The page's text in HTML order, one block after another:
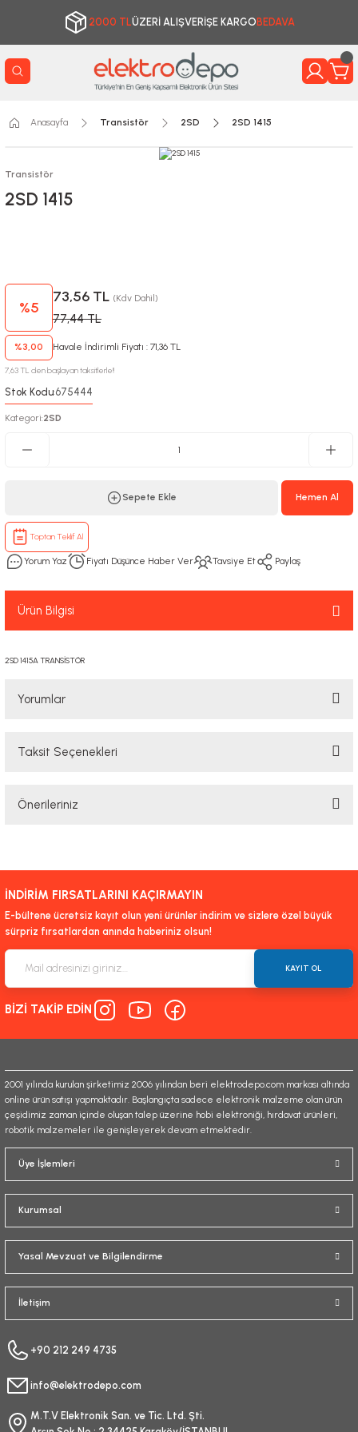
2000 TLÜZERİ ALIŞVERİŞE KARGO BEDAVA
Anasayfa Transistör 2SD 2SD 1415
Transistör
2SD 1415
%5
73,56 TL (Kdv Dahil)
77,44 TL
%3,00 Havale İndirimli Fiyatı : 71,36 TL
7,63 TL den başlayan taksitlerle!!
Stok Kodu:675444
Kategori:2SD
Sepete Ekle Hemen Al
Toptan Teklif Al
Yorum Yaz Fiyatı Düşünce Haber Ver Tavsiye Et Paylaş
Ürün Bilgisi
2SD 1415A TRANSİSTÖR
Yorumlar
Taksit Seçenekleri
Önerileriniz
yetersiz gördüğünüz noktaları öneri formunu kullanarak tarafımıza
iletebilirsiniz.
Görüş ve önerileriniz için teşekkür ederiz.
Ürün açıklamasında eksik bilgiler bulunuyor.
Ürün bilgilerinde hatalar bulunuyor.
Ürün fiyatı diğer sitelerden daha pahalı.
Gönder
İNDİRİM FIRSATLARINI KAÇIRMAYIN
E-bültene ücretsiz kayıt olun yeni ürünler indirim ve sizlere özel büyük
sürpriz fırsatlardan anında haberiniz olsun!
KAYIT OL
BİZİ TAKİP EDİN
2001 yılında kurulan şirketimiz 2006 yılından beri elektrodepo.com markası altında
online ürün satışı yapmaktadır. Başlangıçta sadece elektronik malzeme olan ürün
çeşidimiz zaman içinde oluşan talep üzerine hobi elektroniği, hırdavat ürünleri,
robotik malzemeler ile genişleyerek devam etmektedir.
Üye İşlemleri
Kurumsal
Yasal Mevzuat ve Bilgilendirme
İletişim
+90 212 249 4735
info@elektrodepo.com
M.T.V Elektronik San. ve Tic. Ltd. Şti.